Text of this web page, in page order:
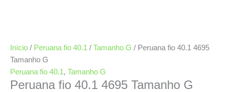
Início / Peruana fio 40.1 / Tamanho G / Peruana fio 40.1 4695
Tamanho G
Peruana fio 40.1 , Tamanho G
Peruana fio 40.1 4695 Tamanho G